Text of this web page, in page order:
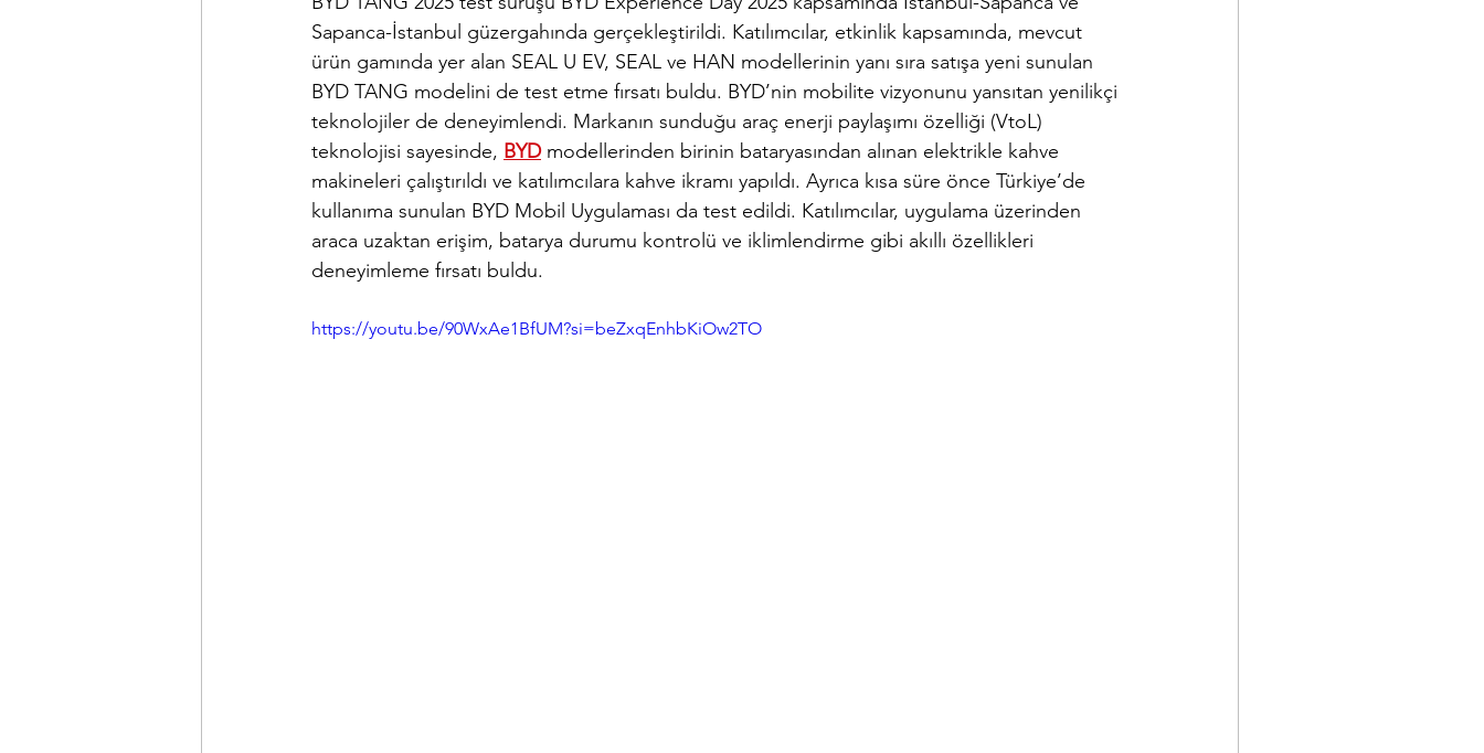
Sapanca-İstanbul güzergahında gerçekleştirildi. Katılımcılar, etkinlik kapsamında, mevcut
ürün gamında yer alan SEAL U EV, SEAL ve HAN modellerinin yanı sıra satışa yeni sunulan
BYD TANG modelini de test etme fırsatı buldu. BYD’nin mobilite vizyonunu yansıtan yenilikçi
teknolojiler de deneyimlendi. Markanın sunduğu araç enerji paylaşımı özelliği (VtoL)
teknolojisi sayesinde, BYD modellerinden birinin bataryasından alınan elektrikle kahve
makineleri çalıştırıldı ve katılımcılara kahve ikramı yapıldı. Ayrıca kısa süre önce Türkiye’de
kullanıma sunulan BYD Mobil Uygulaması da test edildi. Katılımcılar, uygulama üzerinden
araca uzaktan erişim, batarya durumu kontrolü ve iklimlendirme gibi akıllı özellikleri
deneyimleme fırsatı buldu.
https://youtu.be/90WxAe1BfUM?si=beZxqEnhbKiOw2TO